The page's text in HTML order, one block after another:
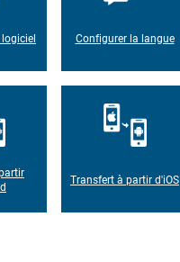
Configurer la langue
Transfert à partir d'iOS